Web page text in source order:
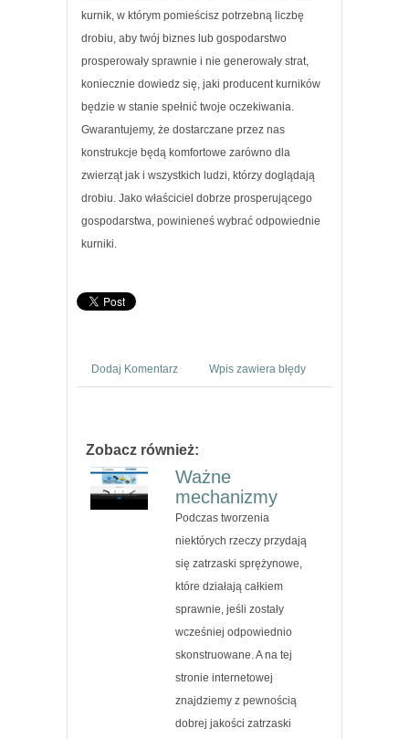
kurnik, w którym pomieścisz potrzebną liczbę
drobiu, aby twój biznes lub gospodarstwo
prosperowały sprawnie i nie generowały strat,
koniecznie dowiedz się, jaki producent kurników
będzie w stanie spełnić twoje oczekiwania.
Gwarantujemy, że dostarczane przez nas
konstrukcje będą komfortowe zarówno dla
zwierząt jak i wszystkich ludzi, którzy doglądają
drobiu. Jako właściciel dobrze prosperującego
gospodarstwa, powinieneś wybrać odpowiednie
kurniki.
Dodaj Komentarz Wpis zawiera błędy
Zobacz również:
Ważne
mechanizmy
Podczas tworzenia
niektórych rzeczy przydają
się zatrzaski sprężynowe,
które działają całkiem
sprawnie, jeśli zostały
wcześniej odpowiednio
skonstruowane. A na tej
stronie internetowej
znajdziemy z pewnością
dobrej jakości zatrzaski